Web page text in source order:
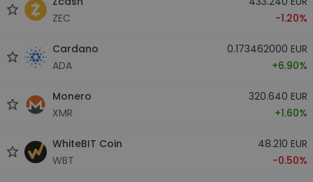
ZEC
-1.20%
Cardano
ADA
0.173462000 EUR
+6.90%
Monero
XMR
320.640 EUR
+1.60%
WhiteBIT Coin
WBT
48.210 EUR
-0.50%